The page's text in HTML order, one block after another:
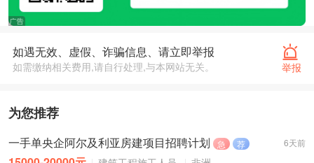
举报
如遇无效、虚假、诈骗信息、请立即举报
如需缴纳相关费用,请自行处理,与本网站无关。
为您推荐
6天前
一手单央企阿尔及利亚房建项目招聘计划 急 荐